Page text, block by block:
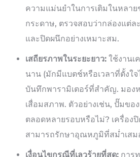
ความแม่นยำในการเติมในหลา
กระดาษ, ตรวจสอบว่ากล่องแต่
และปิดผนึกอย่างเหมาะสม.
เสถียรภาพในระยะยาว: ใช้งานเ
นาน (มักมีแบตช์หรือเวลาที่ตั้งใจ
บันทึกพารามิเตอร์ที่สำคัญ. มอง
เสื่อมสภาพ. ตัวอย่างเช่น, ปั๊มขอ
ตลอดหลายรอบหรือไม่? เครื่อ
สามารถรักษาอุณหภูมิที่สม่ำเสม
เงื่อนไขกรณีที่เลวร้ายที่สุด: การ